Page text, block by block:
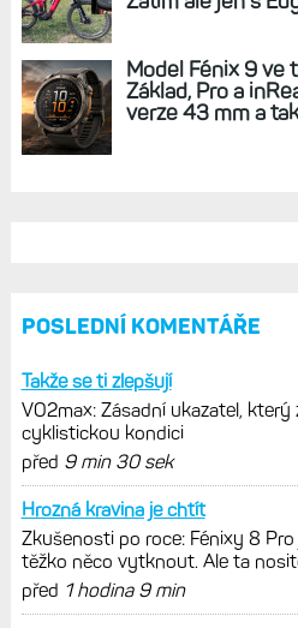
vytknout. Ale ta
Zaměření zátěže:
trénink
v optimálních
Garmin poprvé
300 dolarů. Cena
měsíců výrazně
Elektrokola s